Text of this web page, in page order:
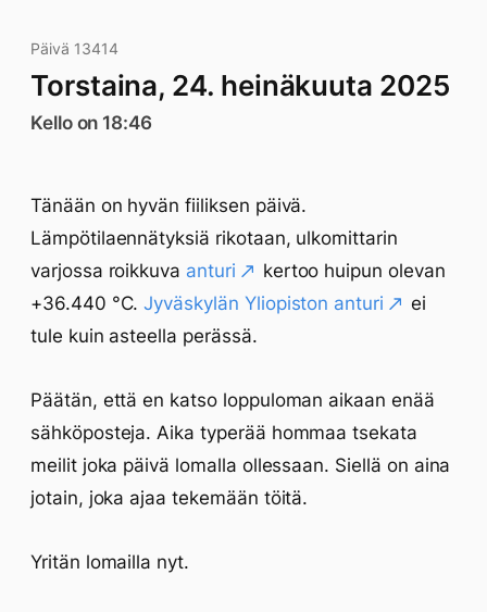
Päivä 13414
Torstaina, 24. heinäkuuta 2025
Kello on 18:46
Tänään on hyvän fiiliksen päivä.
Lämpötilaennätyksiä rikotaan, ulkomittarin
varjossa roikkuva anturi
kertoo huipun olevan
+36.440 °C.Jyväskylän Yliopiston anturi
ei
tule kuin asteella perässä.
Päätän, että en katso loppuloman aikaan enää
sähköposteja. Aika typerää hommaa tsekata
meilit joka päivä lomalla ollessaan. Siellä on aina
jotain, joka ajaa tekemään töitä.
Yritän lomailla nyt.